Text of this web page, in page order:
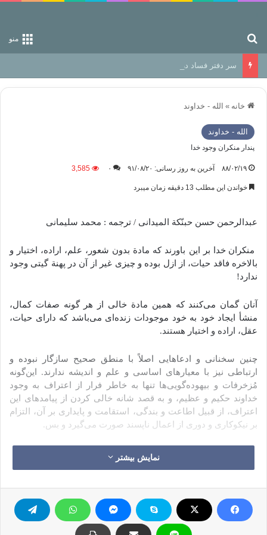
منو
سر دفتر فساد در زمین‌، دوری وکناره‌گیری از راه خداست‌!
خانه » الله - خداوند
الله - خداوند
پندار منکران وجود خدا
۸۸/۰۲/۱۹ آخرین به روز رسانی: ۹۱/۰۸/۲۰ ۰ 3,585
خواندن این مطلب 13 دقیقه زمان میبرد
عبدالرحمن حسن حبنّکة المیدانی / ترجمه : محمد سلیمانی
منکران خدا بر این باورند که مادة بدون شعور، علم، اراده، اختیار و
بالاخره فاقد حیات، از ازل بوده و چیزی غیر از آن در پهنة گیتی وجود
ندارد!
آنان گمان می‌کنند که همین مادة خالی از هر گونه صفات کمال،
منشأ ایجاد خود به خود موجودات زنده‌ای می‌باشد که دارای حیات،
عقل، اراده و اختیار هستند.
چنین سخنانی و ادعاهایی اصلاً با منطق صحیح سازگار نبوده و
ارتباطی نیز با معیارهای اساسی و علم و اندیشه ندارند. این‌گونه
مُزخرفات و بیهوده‌گویی‌ها تنها به خاطر فرار از اعتراف به وجود
خداوند حکیم و عظیم، و به قصد شانه خالی کردن از پیامدهای این
اعتراف، از قبیل اطاعت و بندگی، استقامت و پایداری بر آن، التزام
بر نیکوکاری و دوری از اعمال ناپسند صورت می‌گیرد و بس.
سر دادن این قبیل سخنان پوچ و ناشیانه، به دلیل گرفتار ماندن چنین
افرادی در دام خودخواهی‌ها و تمایلات تبهکارانة نفسانیشان از یک
علاوه بر این، با احساسات وجدانی خویش نیز مخالفت نموده و هوش
نمایش بیشتر